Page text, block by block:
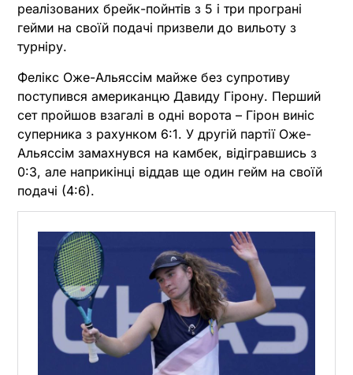
реалізованих брейк-пойнтів з 5 і три програні
гейми на своїй подачі призвели до вильоту з
турніру.
Фелікс Оже-Альяссім майже без супротиву
поступився американцю Давиду Гірону. Перший
сет пройшов взагалі в одні ворота – Гірон виніс
суперника з рахунком 6:1. У другій партії Оже-
Альяссім замахнувся на камбек, відігравшись з
0:3, але наприкінці віддав ще один гейм на своїй
подачі (4:6).